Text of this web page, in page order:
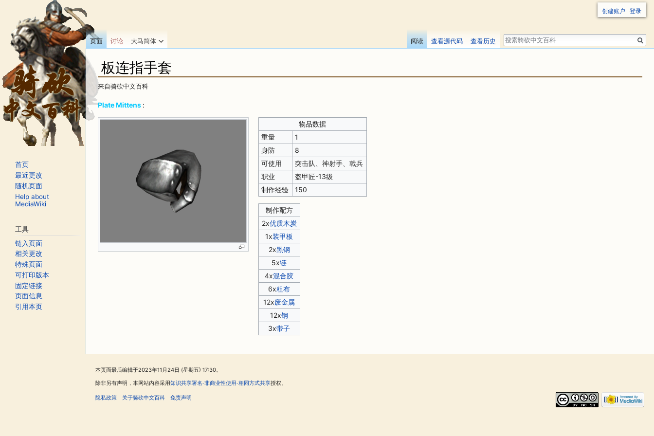
板连指手套
来自骑砍中文百科
跳转至：
Plate Mittens :
物品数据
重量
1
身防
8
可使用
突击队、神射手、戟兵
职业
盔甲匠-13级
制作经验
150
制作配方
2x优质木炭
1x装甲板
2x黑钢
5x链
4x混合胶
6x粗布
12x废金属
12x钢
3x带子
创建账户 登录
页面 讨论 大马简体 阅读 查看源代码 查看历史
搜
索
首页
最近更改
随机页面
Help about
MediaWiki
工具
链入页面
相关更改
特殊页面
可打印版本
固定链接
页面信息
引用本页
本页面最后编辑于2023年11月24日 (星期五) 17:30。
除非另有声明，本网站内容采用知识共享署名-非商业性使用-相同方式共享授权。
隐私政策 关于骑砍中文百科 免责声明